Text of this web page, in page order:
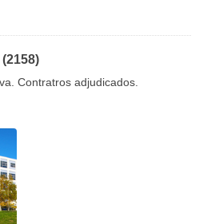
(2158)
Contratros adjudicados.